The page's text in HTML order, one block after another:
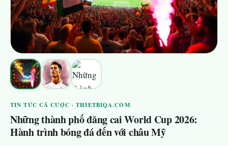
TIN TỨC CÁ CƯỢC · THIETBIQA.COM
Những thành phố đăng cai World Cup 2026:
Hành trình bóng đá đến với châu Mỹ